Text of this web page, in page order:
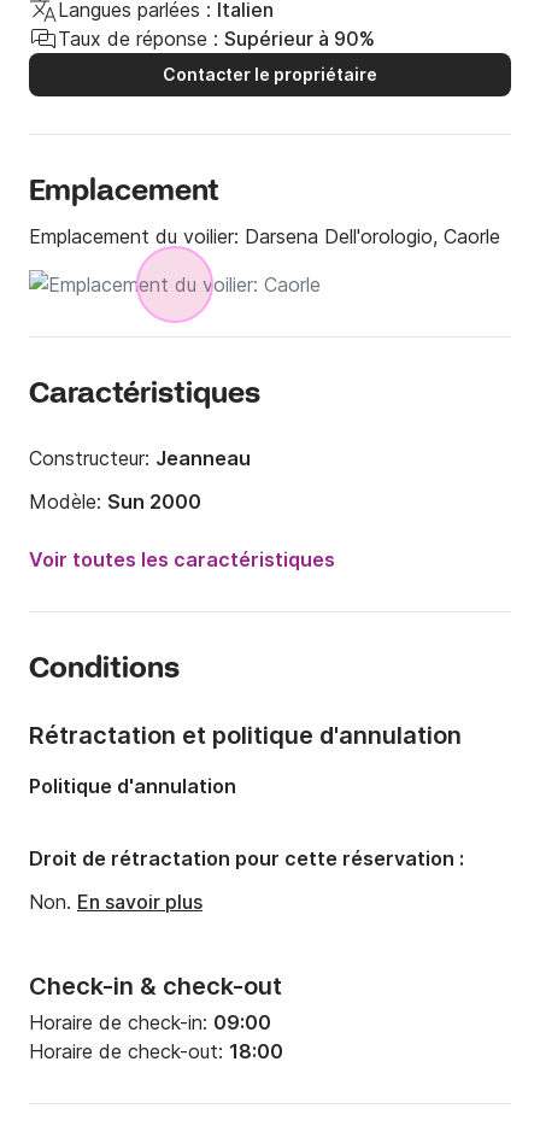
Langues parlées : Italien
Taux de réponse : Supérieur à 90%
Contacter le propriétaire
Emplacement
Emplacement du voilier: Darsena Dell'orologio, Caorle
Caractéristiques
Constructeur: Jeanneau
Modèle: Sun 2000
Année:
Nombre de couchages:
Longueur:
Puissance moteur:8cv
Voir toutes les caractéristiques
Conditions
Check-in & check-out
Horaire de check-in: 09:00
Horaire de check-out: 18:00
Rétractation et politique d'annulation
Politique d'annulation
Droit de rétractation pour cette réservation :
Non. En savoir plus